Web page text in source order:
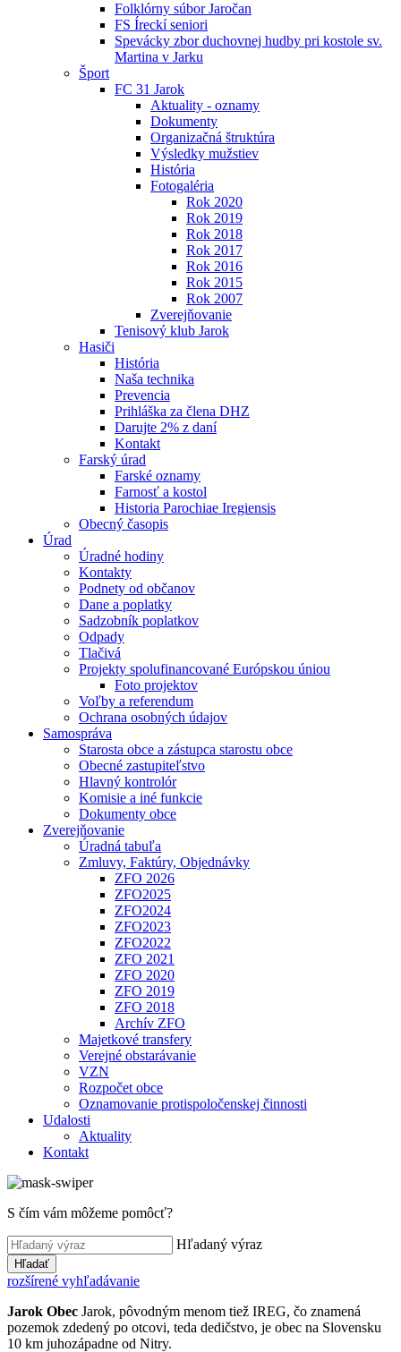
Folklórny súbor Jaročan
FS Íreckí seniori
Spevácky zbor duchovnej hudby pri kostole sv.
Martina v Jarku
Šport
FC 31 Jarok
Aktuality - oznamy
Dokumenty
Organizačná štruktúra
Výsledky mužstiev
História
Fotogaléria
Rok 2020
Rok 2019
Rok 2018
Rok 2017
Rok 2016
Rok 2015
Rok 2007
Zverejňovanie
Tenisový klub Jarok
Hasiči
História
Naša technika
Prevencia
Prihláška za člena DHZ
Darujte 2% z daní
Kontakt
Farský úrad
Farské oznamy
Farnosť a kostol
Historia Parochiae Iregiensis
Obecný časopis
Úrad
Úradné hodiny
Kontakty
Podnety od občanov
Dane a poplatky
Sadzobník poplatkov
Odpady
Tlačivá
Projekty spolufinancované Európskou úniou
Foto projektov
Voľby a referendum
Ochrana osobných údajov
Samospráva
Starosta obce a zástupca starostu obce
Obecné zastupiteľstvo
Hlavný kontrolór
Komisie a iné funkcie
Dokumenty obce
Zverejňovanie
Úradná tabuľa
Zmluvy, Faktúry, Objednávky
ZFO 2026
ZFO2025
ZFO2024
ZFO2023
ZFO2022
ZFO 2021
ZFO 2020
ZFO 2019
ZFO 2018
Archív ZFO
Majetkové transfery
Verejné obstarávanie
VZN
Rozpočet obce
Oznamovanie protispoločenskej činnosti
Udalosti
Aktuality
Kontakt
S čím vám môžeme pomôcť?
Hľadaný výraz
Hľadať
rozšírené vyhľadávanie
Jarok Obec Jarok, pôvodným menom tiež IREG, čo znamená
pozemok zdedený po otcovi, teda dedičstvo, je obec na Slovensku
10 km juhozápadne od Nitry.